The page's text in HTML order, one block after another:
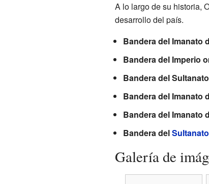
A lo largo de su historia,
desarrollo del país.
Bandera del Imanato
Bandera del Imperio
Bandera del
Bandera del Imanato
Bandera del Imanato
Bandera del
Galería de